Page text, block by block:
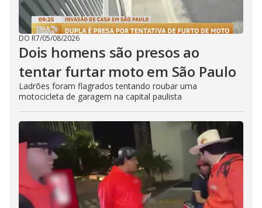
DO R7/05/08/2026
Dois homens são presos ao
tentar furtar moto em São Paulo
Ladrões foram flagrados tentando roubar uma
motocicleta de garagem na capital paulista